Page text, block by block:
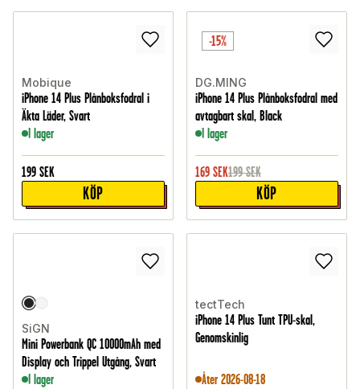
Mobique
iPhone 14 Plus Plånboksfodral i
Äkta Läder, Svart
I lager
199 SEK
KÖP
-15%
DG.MING
iPhone 14 Plus Plånboksfodral med
avtagbart skal, Black
I lager
169 SEK199 SEK
KÖP
SiGN
Mini Powerbank QC 10000mAh med
Display och Trippel Utgång, Svart
I lager
tectTech
iPhone 14 Plus Tunt TPU-skal,
Genomskinlig
Åter 2026-08-18